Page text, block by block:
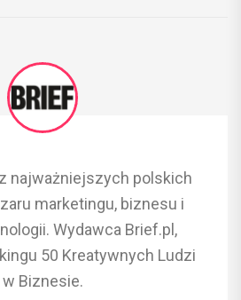
najważniejszych polskich
marketingu, biznesu i
Wydawca Brief.pl,
50 Kreatywnych Ludzi
w Biznesie.